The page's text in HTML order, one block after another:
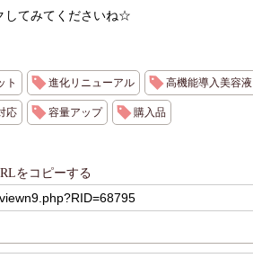
してみてくださいね☆
ト 進化リニューアル 高機能導入美容液
応 容量アップ 購入品
をコピーする